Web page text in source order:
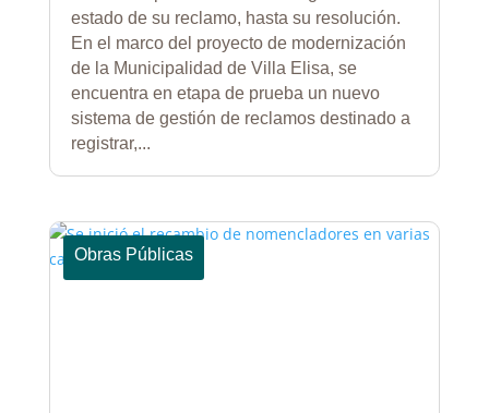
estado de su reclamo, hasta su resolución.
En el marco del proyecto de modernización
de la Municipalidad de Villa Elisa, se
encuentra en etapa de prueba un nuevo
sistema de gestión de reclamos destinado a
registrar,...
Obras Públicas